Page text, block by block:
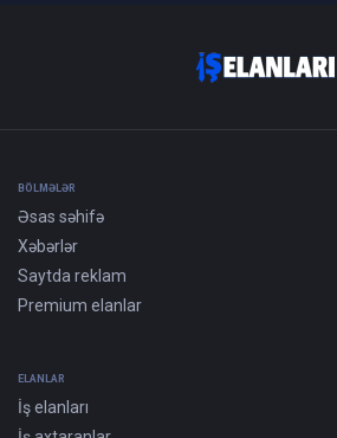
BÖLMƏLƏR
Əsas səhifə
Xəbərlər
Saytda reklam
Premium elanlar
ELANLAR
İş elanları